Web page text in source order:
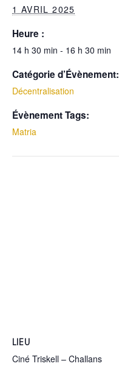
1 AVRIL 2025
Heure :
14 h 30 min - 16 h 30 min
Catégorie d’Évènement:
Décentralisation
Évènement Tags:
Matria
LIEU
Ciné Triskell – Challans